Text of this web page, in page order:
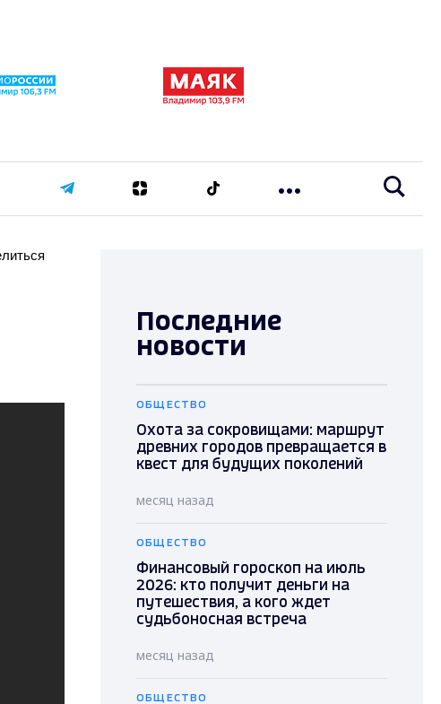
Последние
новости
ОБЩЕСТВО
Охота за сокровищами: маршрут
древних городов превращается в
квест для будущих поколений
месяц назад
ОБЩЕСТВО
Финансовый гороскоп на июль
2026: кто получит деньги на
путешествия, а кого ждет
судьбоносная встреча
месяц назад
ОБЩЕСТВО